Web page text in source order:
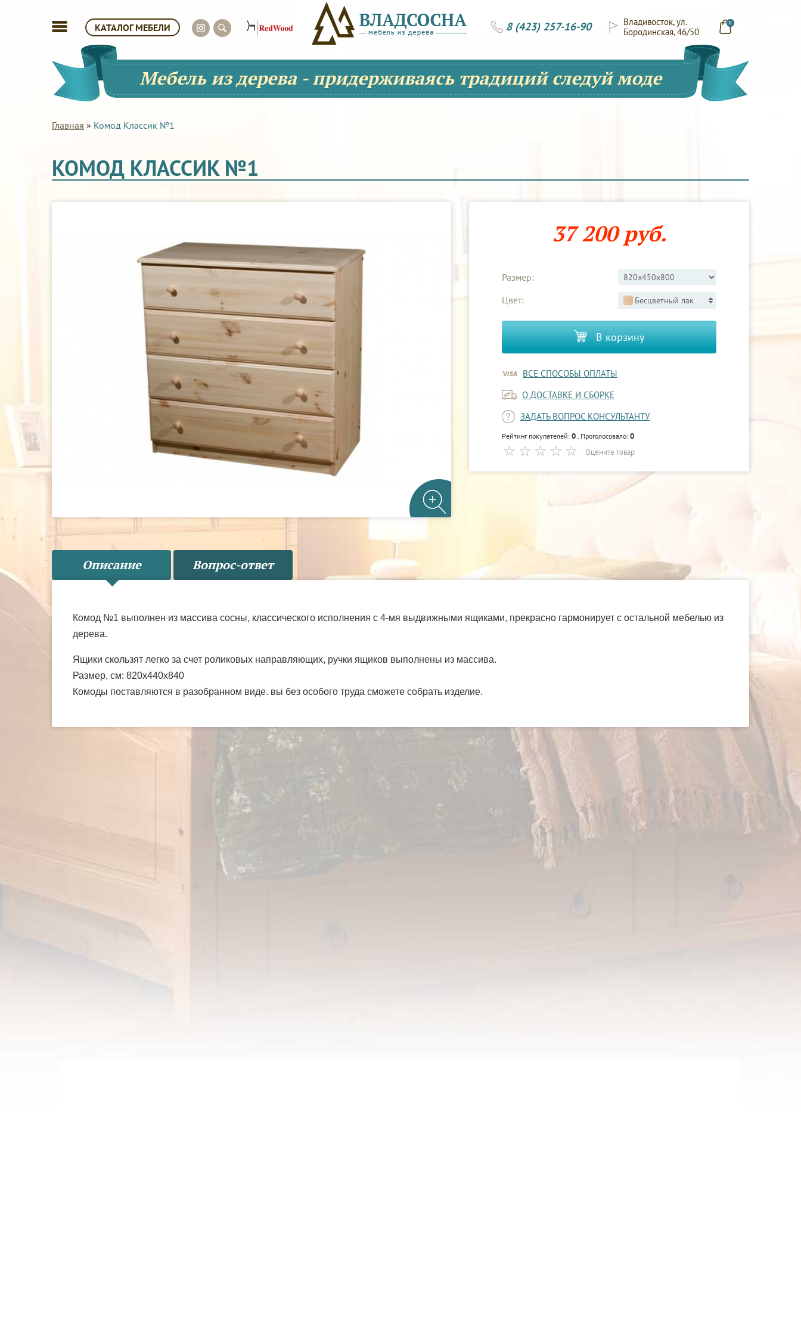
КАТАЛОГ МЕБЕЛИ 0
Владивосток, ул.
Бородинская, 46/50
8 (423) 257-16-90
Мебель из дерева - придерживаясь традиций следуй моде
Главная » Комод Классик №1
КОМОД КЛАССИК №1
37 200 руб.
Размер:
Цвет:
Бесцветный лак
В корзину
ВСЕ СПОСОБЫ ОПЛАТЫ
О ДОСТАВКЕ И СБОРКЕ
ЗАДАТЬ ВОПРОС КОНСУЛЬТАНТУ
Рейтинг покупателей: 0 . Проголосовало: 0
Оцените товар
Описание Вопрос-ответ
Комод №1 выполнен из массива сосны, классического исполнения с 4-мя выдвижными ящиками, прекрасно гармонирует с остальной мебелью из
дерева.
Ящики скользят легко за счет роликовых направляющих, ручки ящиков выполнены из массива.
Размер, см: 820х440х840
Комоды поставляются в разобранном виде. вы без особого труда сможете собрать изделие.